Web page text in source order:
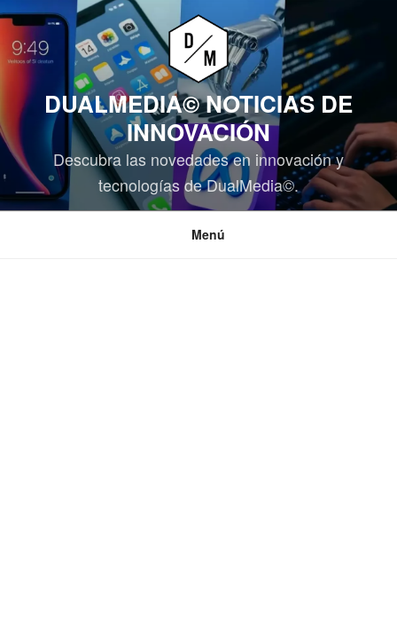
Saltar
contenido
DUALMEDIA© NOTICIAS DE
INNOVACIÓN
Descubra las novedades en innovación y
tecnologías de DualMedia©.
Menú